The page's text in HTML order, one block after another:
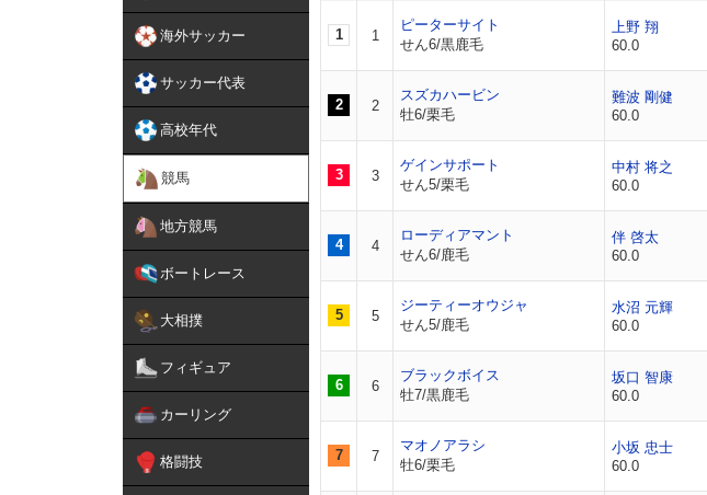
海外サッカー
サッカー代表
高校年代
競馬
地方競馬
ボートレース
大相撲
フィギュア
カーリング
格闘技
1 1
ピーターサイト
せん6/黒鹿毛
上野 翔
60.0
2 2
スズカハービン
牡6/栗毛
難波 剛健
60.0
3 3
ゲインサポート
せん5/栗毛
中村 将之
60.0
4 4
ローディアマント
せん6/鹿毛
伴 啓太
60.0
5 5
ジーティーオウジャ
せん5/鹿毛
水沼 元輝
60.0
6 6
ブラックボイス
牡7/黒鹿毛
坂口 智康
60.0
7 7
マオノアラシ
牡6/栗毛
小坂 忠士
60.0